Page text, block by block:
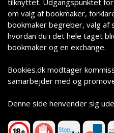
tilknyttet. Udgangspunktet
om valg af bookmaker,
bookmaker begreber, valg
hvordan du i det hele taget
bookmaker og en exchange.
Bookies.dk modtager
samarbejder med og
Denne side henvender sig